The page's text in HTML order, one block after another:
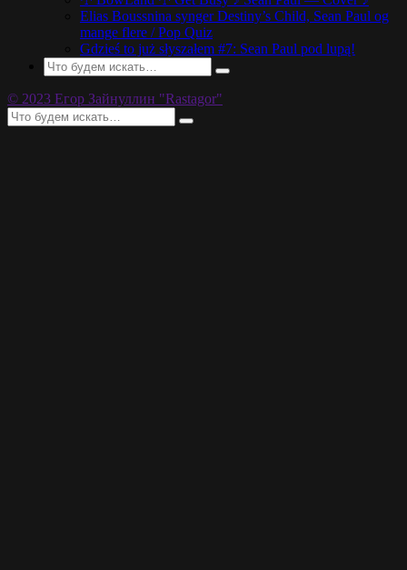
Elias Boussnina synger Destiny’s Child, Sean Paul og
mange flere / Pop Quiz
Gdzieś to już słyszałem #7: Sean Paul pod lupą!
© 2023 Егор Зайнуллин "Rastagor"